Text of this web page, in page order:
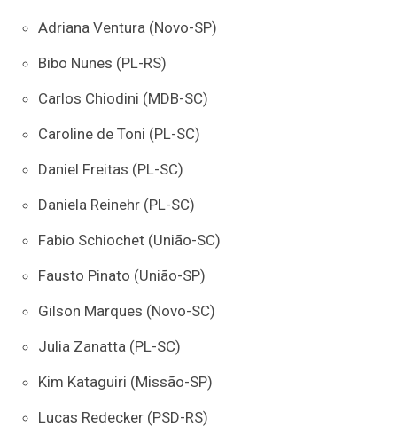
Adriana Ventura (Novo-SP)
Bibo Nunes (PL-RS)
Carlos Chiodini (MDB-SC)
Caroline de Toni (PL-SC)
Daniel Freitas (PL-SC)
Daniela Reinehr (PL-SC)
Fabio Schiochet (União-SC)
Fausto Pinato (União-SP)
Gilson Marques (Novo-SC)
Julia Zanatta (PL-SC)
Kim Kataguiri (Missão-SP)
Lucas Redecker (PSD-RS)